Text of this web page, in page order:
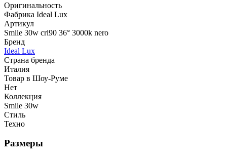
Оригинальность
Фабрика Ideal Lux
Артикул
Smile 30w cri90 36° 3000k nero
Бренд
Ideal Lux
Страна бренда
Италия
Товар в Шоу-Руме
Нет
Коллекция
Smile 30w
Стиль
Техно
Размеры